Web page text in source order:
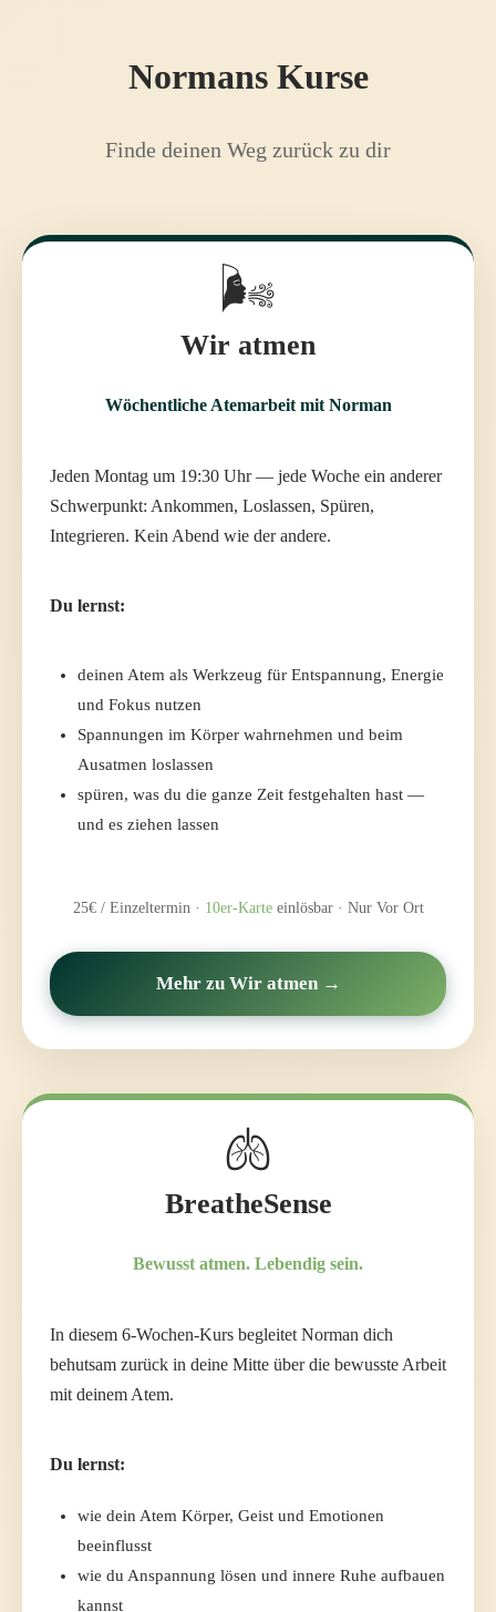
Normans Kurse
Finde deinen Weg zurück zu dir
🌬️
Wir atmen
Wöchentliche Atemarbeit mit Norman
Jeden Montag um 19:30 Uhr — jede Woche ein anderer
Schwerpunkt: Ankommen, Loslassen, Spüren,
Integrieren. Kein Abend wie der andere.
Du lernst:
deinen Atem als Werkzeug für Entspannung, Energie
und Fokus nutzen
Spannungen im Körper wahrnehmen und beim
Ausatmen loslassen
spüren, was du die ganze Zeit festgehalten hast —
und es ziehen lassen
25€ / Einzeltermin · 10er-Karteeinlösbar · Nur Vor Ort
Mehr zu Wir atmen →
🫁
BreatheSense
Bewusst atmen. Lebendig sein.
In diesem 6-Wochen-Kurs begleitet Norman dich
behutsam zurück in deine Mitte über die bewusste Arbeit
mit deinem Atem.
Du lernst:
wie dein Atem Körper, Geist und Emotionen
beeinflusst
wie du Anspannung lösen und innere Ruhe aufbauen
kannst